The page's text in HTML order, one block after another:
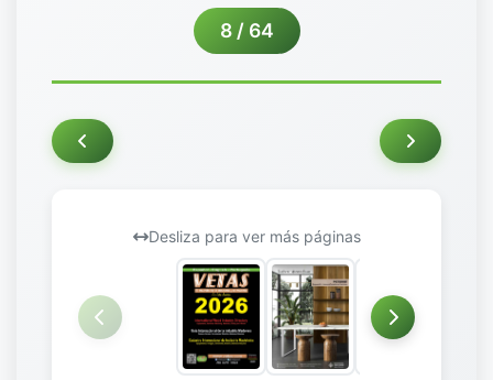
8 / 64
Desliza para ver más páginas